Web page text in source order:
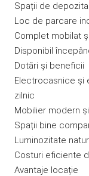
Spații de
Loc de parcare
Complet mobilat
Disponibil
Dotări și beneficii
Electrocasnice și
zilnic
Mobilier modern
Spații bine
Luminozitate
Costuri eficiente
Avantaje locație